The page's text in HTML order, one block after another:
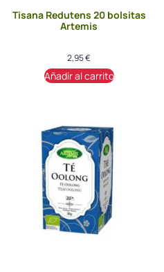
Tisana Redutens 20 bolsitas
Artemis
2,95€
Añadir al carrito